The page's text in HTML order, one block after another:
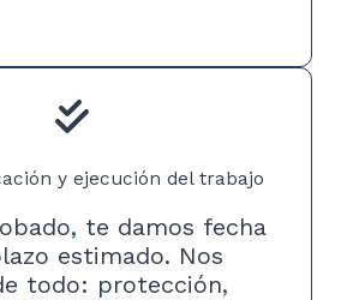
y ejecución del trabajo
te damos fecha
estimado. Nos
todo: protección,